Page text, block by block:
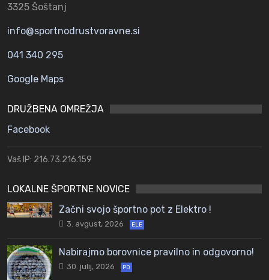
3325 Šoštanj
info@sportnodrustvoravne.si
041 340 295
Google Maps
DRUŽBENA OMREŽJA
Facebook
Vaš IP: 216.73.216.159
LOKALNE ŠPORTNE NOVICE
Začni svojo športno pot z Elektro !
3. avgust, 2026 ELE
Nabirajmo borovnice pravilno in odgovorno!
30. julij, 2026 PD